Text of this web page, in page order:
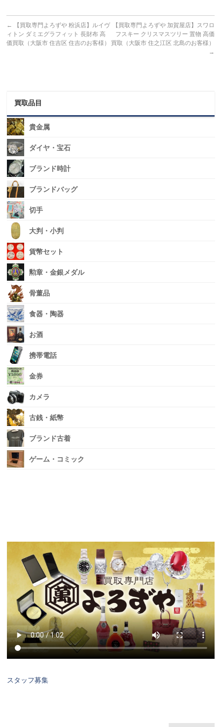
←
【買取専門よろずや 粉浜店】ルイヴ
ィトン ダミエグラフィット 長財布 高
価買取（大阪市 住吉区 住吉のお客様）
【買取専門よろずや 加賀屋店】スワロ
フスキー クリスマスツリー 置物 高価
買取（大阪市 住之江区 北島のお客様）
→
買取品目
貴金属
ダイヤ・宝石
ブランド時計
ブランドバッグ
切手
大判・小判
貨幣セット
勲章・金銀メダル
骨董品
食器・陶器
お酒
携帯電話
金券
カメラ
古銭・紙幣
ブランド古着
ゲーム・コミック
スタッフ募集